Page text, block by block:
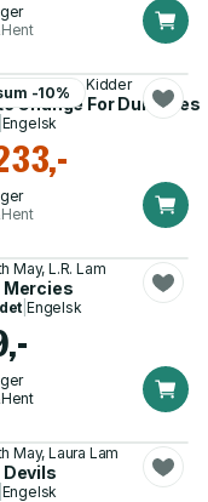
-10%
May, John Kidder
Change For Dummies
Engelsk
May, L.R. Lam
Mercies
|Engelsk
May, Laura Lam
Devils
Engelsk